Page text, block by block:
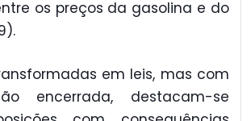
os preços da gasolina e do
em leis, mas com
encerrada, destacam-se